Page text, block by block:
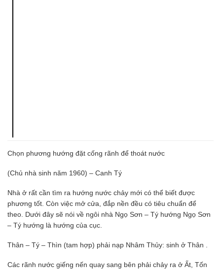
Chọn phương hướng đặt cống rãnh để thoát nước
(Chủ nhà sinh năm 1960) – Canh Tý
Nhà ở rất cần tìm ra hướng nước chảy mới có thể biết được
phương tốt. Còn việc mở cửa, đắp nền đều có tiêu chuẩn để
theo. Dưới đây sẽ nói về ngôi nhà Ngọ Sơn – Tý hướng Ngọ Sơn
– Tý hướng là hướng của cục.
Thân – Tý – Thìn (tam hợp) phải nạp Nhâm Thủy: sinh ở Thân .
Các rãnh nước giếng nến quay sang bên phải chảy ra ở Ất, Tốn